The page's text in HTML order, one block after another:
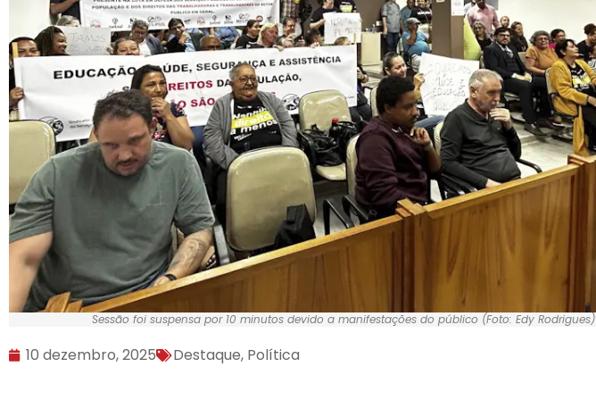
Sessão foi suspensa por 10 minutos devido a manifestações do público (Foto: Edy Rodrigues)
10 dezembro, 2025 Destaque, Política